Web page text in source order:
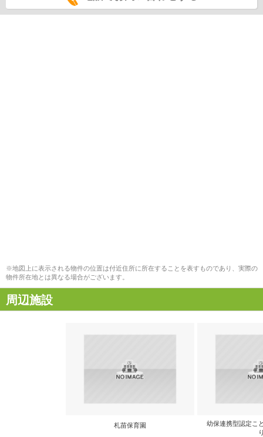
※地図上に表示される物件の位置は付近住所に所在することを表すものであり、実際の
物件所在地とは異なる場合がございます。
周辺施設
札苗保育園
幼保連携型認定こ